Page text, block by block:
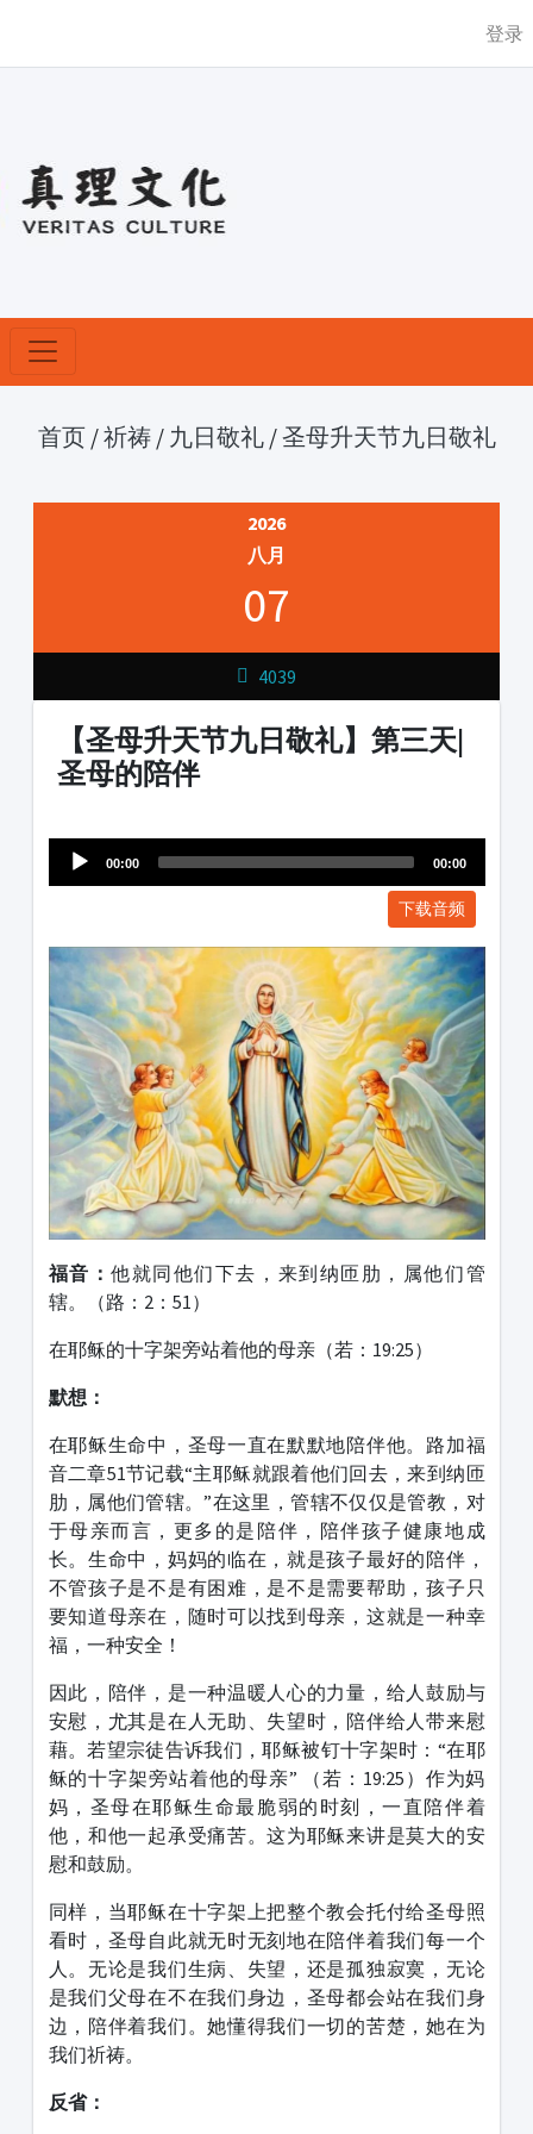
登录
首页 /祈祷 / 九日敬礼 /圣母升天节九日敬礼
2026
八月
07
4039
【圣母升天节九日敬礼】第三天|
圣母的陪伴
Player
00:00 00:00
下载音频
福音：他就同他们下去，来到纳匝肋，属他们管
辖。（路：2：51）
在耶稣的十字架旁站着他的母亲（若：19:25）
默想：
在耶稣生命中，圣母一直在默默地陪伴他。路加福
音二章51节记载“主耶稣就跟着他们回去，来到纳匝
肋，属他们管辖。”在这里，管辖不仅仅是管教，对
于母亲而言，更多的是陪伴，陪伴孩子健康地成
长。生命中，妈妈的临在，就是孩子最好的陪伴，
不管孩子是不是有困难，是不是需要帮助，孩子只
要知道母亲在，随时可以找到母亲，这就是一种幸
福，一种安全！
因此，陪伴，是一种温暖人心的力量，给人鼓励与
安慰，尤其是在人无助、失望时，陪伴给人带来慰
藉。若望宗徒告诉我们，耶稣被钉十字架时：“在耶
稣的十字架旁站着他的母亲” （若：19:25）作为妈
妈，圣母在耶稣生命最脆弱的时刻，一直陪伴着
他，和他一起承受痛苦。这为耶稣来讲是莫大的安
慰和鼓励。
同样，当耶稣在十字架上把整个教会托付给圣母照
看时，圣母自此就无时无刻地在陪伴着我们每一个
人。无论是我们生病、失望，还是孤独寂寞，无论
是我们父母在不在我们身边，圣母都会站在我们身
边，陪伴着我们。她懂得我们一切的苦楚，她在为
我们祈祷。
反省：